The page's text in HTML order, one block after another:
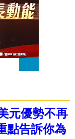
元優勢不再
點告訴你為